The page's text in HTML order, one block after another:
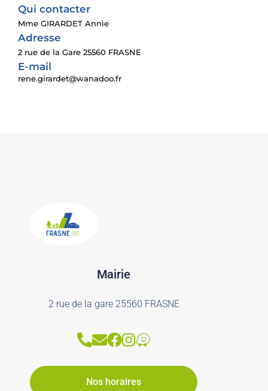
Qui contacter
Mme GIRARDET Annie
Adresse
2 rue de la Gare 25560 FRASNE
E-mail
rene.girardet@wanadoo.fr
Mairie
2 rue de la gare 25560 FRASNE
Nos horaires